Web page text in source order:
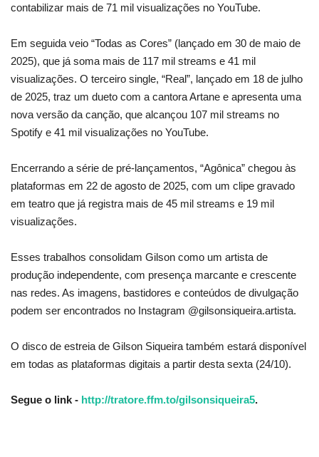
contabilizar mais de 71 mil visualizações no YouTube.
Em seguida veio “Todas as Cores” (lançado em 30 de maio de
2025), que já soma mais de 117 mil streams e 41 mil
visualizações. O terceiro single, “Real”, lançado em 18 de julho
de 2025, traz um dueto com a cantora Artane e apresenta uma
nova versão da canção, que alcançou 107 mil streams no
Spotify e 41 mil visualizações no YouTube.
Encerrando a série de pré-lançamentos, “Agônica” chegou às
plataformas em 22 de agosto de 2025, com um clipe gravado
em teatro que já registra mais de 45 mil streams e 19 mil
visualizações.
Esses trabalhos consolidam Gilson como um artista de
produção independente, com presença marcante e crescente
nas redes. As imagens, bastidores e conteúdos de divulgação
podem ser encontrados no Instagram @gilsonsiqueira.artista.
O disco de estreia de Gilson Siqueira também estará disponível
em todas as plataformas digitais a partir desta sexta (24/10).
Segue o link - http://tratore.ffm.to/gilsonsiqueira5.